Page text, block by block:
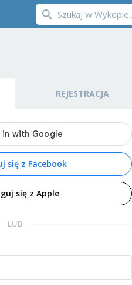
REJESTRACJA
się z Facebook
się z Apple
LUB